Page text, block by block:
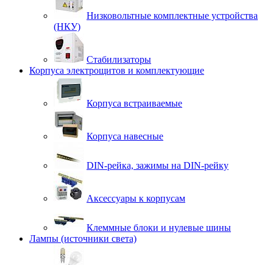
Низковольтные комплектные устройства
(НКУ)
Стабилизаторы
Корпуса электрощитов и комплектующие
Корпуса встраиваемые
Корпуса навесные
DIN-рейка, зажимы на DIN-рейку
Аксессуары к корпусам
Клеммные блоки и нулевые шины
Лампы (источники света)